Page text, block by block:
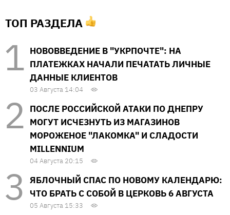
ТОП РАЗДЕЛА
НОВОВВЕДЕНИЕ В "УКРПОЧТЕ": НА
ПЛАТЕЖКАХ НАЧАЛИ ПЕЧАТАТЬ ЛИЧНЫЕ
ДАННЫЕ КЛИЕНТОВ
03 Августа 14:04
ПОСЛЕ РОССИЙСКОЙ АТАКИ ПО ДНЕПРУ
МОГУТ ИСЧЕЗНУТЬ ИЗ МАГАЗИНОВ
МОРОЖЕНОЕ "ЛАКОМКА" И СЛАДОСТИ
MILLENNIUM
04 Августа 20:15
ЯБЛОЧНЫЙ СПАС ПО НОВОМУ КАЛЕНДАРЮ:
ЧТО БРАТЬ С СОБОЙ В ЦЕРКОВЬ 6 АВГУСТА
05 Августа 15:33